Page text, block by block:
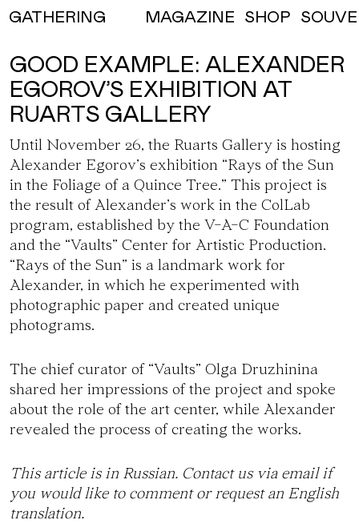
GATHERING MAGAZINE SHOP
GOOD EXAMPLE: ALEXANDER
EGOROV’S EXHIBITION AT
RUARTS GALLERY
Until November 26, the Ruarts Gallery is hosting
Alexander Egorov’s exhibition “Rays of the Sun
in the Foliage of a Quince Tree.” This project is
the result of Alexander’s work in the ColLab
program, established by the V-A-C Foundation
and the “Vaults” Center for Artistic Production.
“Rays of the Sun” is a landmark work for
Alexander, in which he experimented with
photographic paper and created unique
photograms.
The chief curator of “Vaults” Olga Druzhinina
shared her impressions of the project and spoke
about the role of the art center, while Alexander
revealed the process of creating the works.
This article is in Russian. Contact us via emailif
you would like to comment or request an English
translation.